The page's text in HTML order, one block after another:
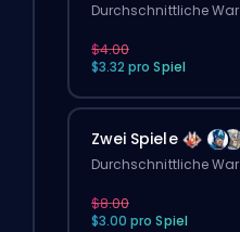
Durchschnittliche
$4.00
$3.32 pro Spiel
Zwei Spiele
Durchschnittliche
$8.00
$3.00 pro Spiel